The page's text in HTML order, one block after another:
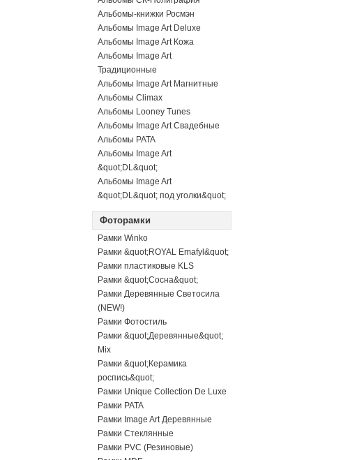
Альбомы-книжки Росмэн
Альбомы Image Art Deluxe
Альбомы Image Art Кожа
Альбомы Image Art
Традиционные
Альбомы Image Art Магнитные
Альбомы Climax
Альбомы Looney Tunes
Альбомы Image Art Свадебные
Альбомы PATA
Альбомы Image Art
&quot;DL&quot;
Альбомы Image Art
&quot;DL&quot; под уголки&quot;
Фоторамки
Рамки Winko
Рамки &quot;ROYAL Emafyl&quot;
Рамки пластиковые KLS
Рамки &quot;Сосна&quot;
Рамки Деревянные Светосила
(NEW!)
Рамки Фотостиль
Рамки &quot;Деревянные&quot;
Mix
Рамки &quot;Керамика
роспись&quot;
Рамки Unique Collection De Luxe
Рамки PATA
Рамки Image Art Деревянные
Рамки Стеклянные
Рамки PVC (Резиновые)